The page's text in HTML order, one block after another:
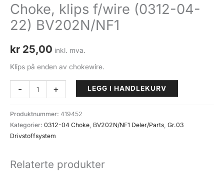
Choke, klips f/wire (0312-04-
22) BV202N/NF1
kr 25,00 inkl. mva.
Klips på enden av chokewire.
-
klips
f/wire
(0312-
04-
BV202N/NF1
+ LEGG I HANDLEKURV
Produktnummer: 419452
Kategorier: 0312-04 Choke BV202N/NF1 Deler/Parts Gr.03
Drivstoffsystem
Relaterte produkter